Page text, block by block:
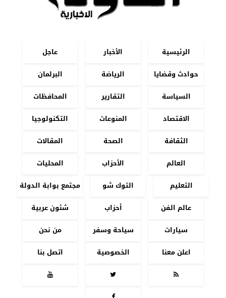
الرئيسية الأخبار
عاجل
حوادث وقضايا
الرياضة
البرلمان
السياسة
التقارير
المحافظات
الاقتصاد
المنوعات
التكنولوجيا
الثقافة
الصحة
المقالات
العالم
الأحزاب
المحليات
التعليم
التوك شو
مجتمع بوابة الدولة
عالم الفن
أحزاب
شئون عربية
سيارات
سياحة وسفر
من نحن
اعلن معنا
الخصوصية
اتصل بنا


